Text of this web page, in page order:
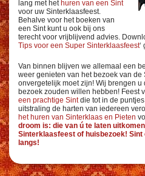
lang met het huren van een Sint
voor uw Sinterklaasfeest.
Behalve voor het boeken van
een Sint kunt u ook bij ons
terecht voor vrijblijvend advies.
Tips voor een Super Sinterklaasfeest‘
Van binnen blijven we allemaal een
weer genieten van het bezoek van
onvergetelijk moet zijn! Wij brengen
bezoek zouden willen hebben! Feest
een prachtige Sintdie tot in de
uitstraling de harten van iedereen
het huren van Sinterklaas en Pieten
droom is: die van ú te laten
Sinterklaasfeest of huisbezoek!
langs!